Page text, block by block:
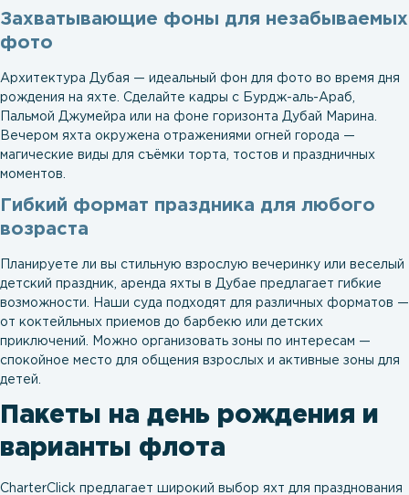
Захватывающие фоны для незабываемых
фото
Архитектура Дубая — идеальный фон для фото во время дня
рождения на яхте. Сделайте кадры с Бурдж-аль-Араб,
Пальмой Джумейра или на фоне горизонта Дубай Марина.
Вечером яхта окружена отражениями огней города —
магические виды для съёмки торта, тостов и праздничных
моментов.
Гибкий формат праздника для любого
возраста
Планируете ли вы стильную взрослую вечеринку или веселый
детский праздник, аренда яхты в Дубае предлагает гибкие
возможности. Наши суда подходят для различных форматов —
от коктейльных приемов до барбекю или детских
приключений. Можно организовать зоны по интересам —
спокойное место для общения взрослых и активные зоны для
детей.
Пакеты на день рождения и
варианты флота
CharterClick предлагает широкий выбор яхт для празднования